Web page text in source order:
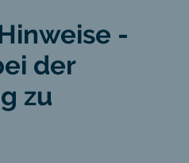
-
der
zu